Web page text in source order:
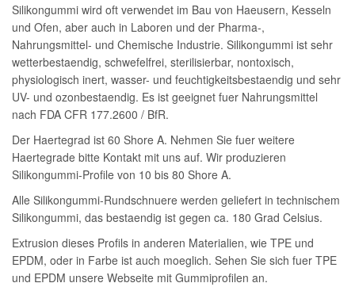
Silikongummi wird oft verwendet im Bau von Haeusern, Kesseln
und Ofen, aber auch in Laboren und der Pharma-,
Nahrungsmittel- und Chemische Industrie. Silikongummi ist sehr
wetterbestaendig, schwefelfrei, sterilisierbar, nontoxisch,
physiologisch inert, wasser- und feuchtigkeitsbestaendig und sehr
UV- und ozonbestaendig. Es ist geeignet fuer Nahrungsmittel
nach FDA CFR 177.2600 / BfR.
Der Haertegrad ist 60 Shore A. Nehmen Sie fuer weitere
Haertegrade bitte Kontakt mit uns auf. Wir produzieren
Silikongummi-Profile von 10 bis 80 Shore A.
Alle Silikongummi-Rundschnuere werden geliefert in technischem
Silikongummi, das bestaendig ist gegen ca. 180 Grad Celsius.
Extrusion dieses Profils in anderen Materialien, wie TPE und
EPDM, oder in Farbe ist auch moeglich. Sehen Sie sich fuer TPE
und EPDM unsere Webseite mit Gummiprofilen an.